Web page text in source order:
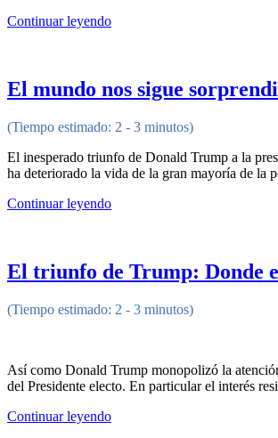
Continuar leyendo
El mundo nos sigue
(Tiempo estimado: 2 - 3 minutos)
El inesperado triunfo de Donald Trump a la
ha deteriorado la vida de la gran mayoría de la
Continuar leyendo
El triunfo de Trump: Donde
(Tiempo estimado: 2 - 3 minutos)
Así como Donald Trump monopolizó la
del Presidente electo. En particular el interés
Continuar leyendo